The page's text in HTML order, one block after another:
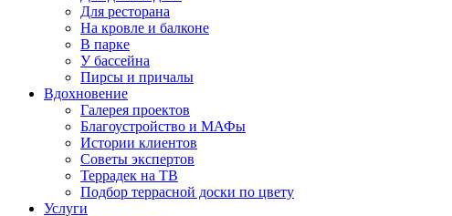
Для ресторана
На кровле и балконе
В парке
У бассейна
Пирсы и причалы
Вдохновение
Галерея проектов
Благоустройство и МАФы
Истории клиентов
Советы экспертов
Террадек на ТВ
Подбор террасной доски по цвету
Услуги